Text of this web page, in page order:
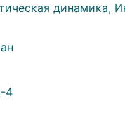
динамика,
4